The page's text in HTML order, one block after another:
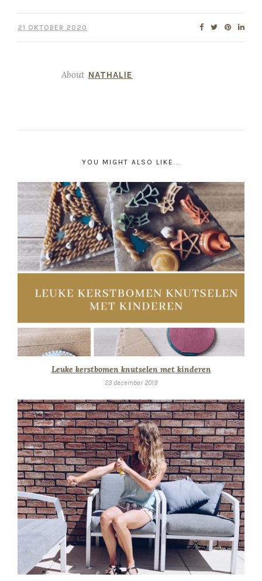
21 OKTOBER 2020
About NATHALIE
YOU MIGHT ALSO LIKE...
Leuke kerstbomen knutselen met kinderen
23 december 2019